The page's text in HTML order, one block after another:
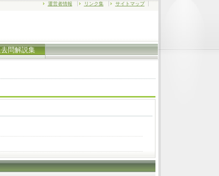
運営者情報 リンク集 サイトマップ
問解説集